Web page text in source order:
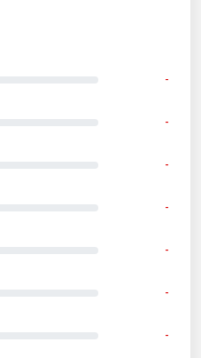
-
-
-
-
-
-
-